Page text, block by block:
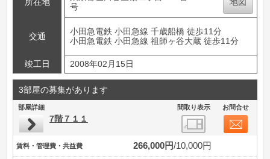
所在地
号
地図
交通
小田急電鉄 小田急線 千歳船橋 徒歩11分
小田急電鉄 小田急線 祖師ヶ谷大蔵 徒歩11分
竣工日 2008年02月15日
3部屋の募集があります
部屋詳細 間取り表示 お問合せ
7階７１１
賃料・管理費・共益費 266,000円 10,000円